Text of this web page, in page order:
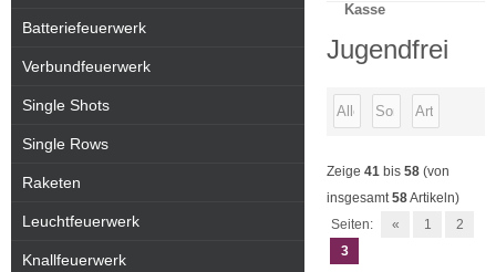
Kasse
Jugendfrei
Zeige 41 bis 58 (von
insgesamt58Artikeln)
Seiten:
« 1
2
3
Batteriefeuerwerk
Verbundfeuerwerk
Single Shots
Single Rows
Raketen
Leuchtfeuerwerk
Knallfeuerwerk